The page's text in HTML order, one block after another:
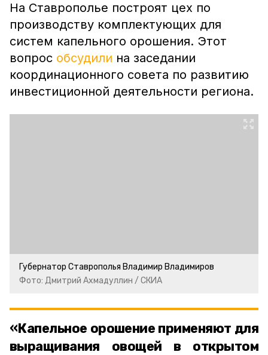
На Ставрополье построят цех по
производству комплектующих для
систем капельного орошения. Этот
вопрос обсудили на заседании
координационного совета по развитию
инвестиционной деятельности региона.
Губернатор Ставрополья Владимир Владимиров
Фото: Дмитрий Ахмадуллин / СКИА
«Капельное орошение применяют для
выращивания овощей в открытом